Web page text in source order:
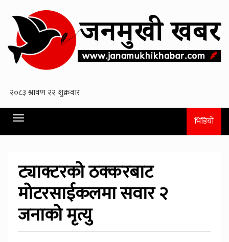
Toggle
navigation
भिडियो
ट्याक्टरको ठक्करबाट
मोटरसाईकलमा सवार २
जनाको मृत्यु